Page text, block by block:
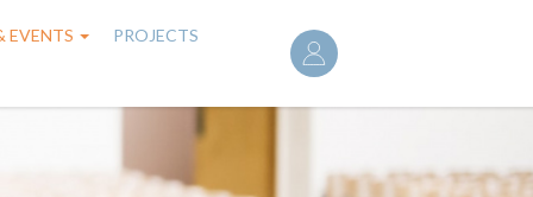
User
account
EVENTS
PROJECTS